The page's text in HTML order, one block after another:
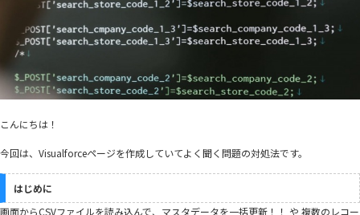
こんにちは！
今回は、Visualforceページを作成していてよく聞く問題の対処法です。
はじめに
画面からCSVファイルを読み込んで、マスタデータを一括更新！！ や 複数のレコー